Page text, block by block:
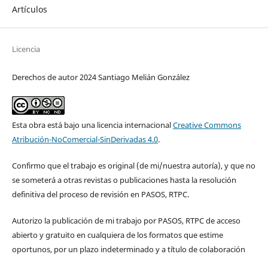
Artículos
Licencia
Derechos de autor 2024 Santiago Melián González
Esta obra está bajo una licencia internacionalCreative Commons
Atribución-NoComercial-SinDerivadas 4.0.
Confirmo que el trabajo es original (de mi/nuestra autoría), y que no
se someterá a otras revistas o publicaciones hasta la resolución
definitiva del proceso de revisión en PASOS, RTPC.
Autorizo la publicación de mi trabajo por PASOS, RTPC de acceso
abierto y gratuito en cualquiera de los formatos que estime
oportunos, por un plazo indeterminado y a título de colaboración